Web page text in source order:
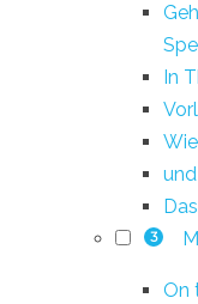
In
3
On